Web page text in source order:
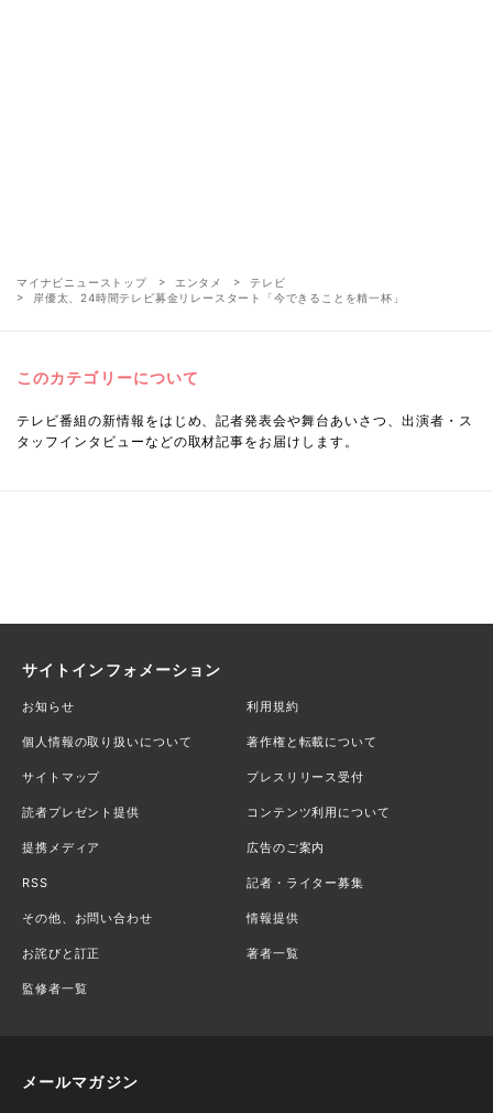
マイナビニューストップ エンタメ
テレビ
岸優太、24時間テレビ募金リレースタート「今できることを精一杯」
このカテゴリーについて
テレビ番組の新情報をはじめ、記者発表会や舞台あいさつ、出演者・ス
タッフインタビューなどの取材記事をお届けします。
サイトインフォメーション
お知らせ 利用規約
個人情報の取り扱いについて 著作権と転載について
サイトマップ プレスリリース受付
読者プレゼント提供 コンテンツ利用について
提携メディア 広告のご案内
RSS 記者・ライター募集
その他、お問い合わせ 情報提供
お詫びと訂正 著者一覧
監修者一覧
メールマガジン